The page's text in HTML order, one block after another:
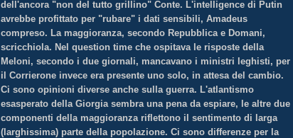
dell'ancora "non del tutto grillino" Conte. L'intelligence di Putin
avrebbe profittato per "rubare" i dati sensibili, Amadeus
compreso. La maggioranza, secondo Repubblica e Domani,
scricchiola. Nel question time che ospitava le risposte della
Meloni, secondo i due giornali, mancavano i ministri leghisti, per
il Corrierone invece era presente uno solo, in attesa del cambio.
Ci sono opinioni diverse anche sulla guerra. L'atlantismo
esasperato della Giorgia sembra una pena da espiare, le altre due
componenti della maggioranza riflettono il sentimento di larga
(larghissima) parte della popolazione. Ci sono differenze per la